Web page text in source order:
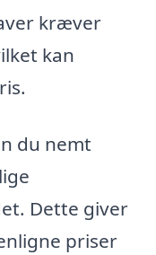
kræver
kan
du nemt
Dette giver
priser